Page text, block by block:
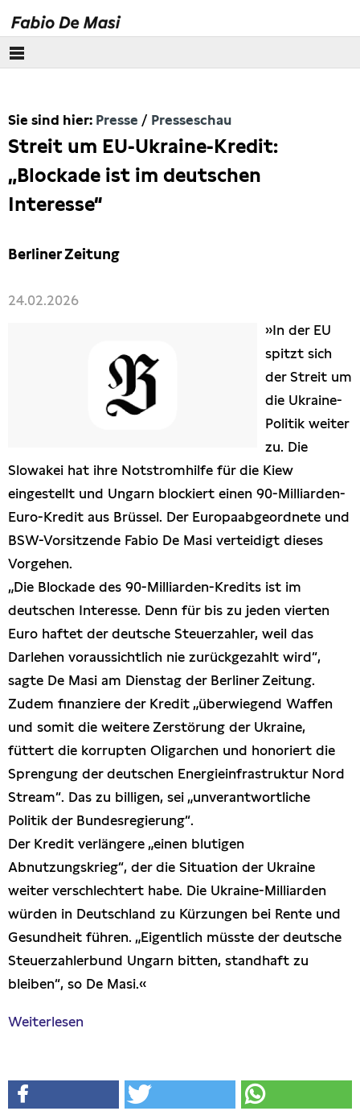
Europäisches Parlament
Themen
Presse
Pressebilder
Anfragen (Archivseite)
Sie sind hier: Presse Presseschau
Streit um EU-Ukraine-Kredit:
„Blockade ist im deutschen
Interesse“
Berliner Zeitung
24.02.2026
»In der EU
spitzt sich
der Streit um
die Ukraine-
Politik weiter
zu. Die
Slowakei hat ihre Notstromhilfe für die Kiew
eingestellt und Ungarn blockiert einen 90-Milliarden-
Euro-Kredit aus Brüssel. Der Europaabgeordnete und
BSW-Vorsitzende Fabio De Masi verteidigt dieses
Vorgehen.
„Die Blockade des 90-Milliarden-Kredits ist im
deutschen Interesse. Denn für bis zu jeden vierten
Euro haftet der deutsche Steuerzahler, weil das
Darlehen voraussichtlich nie zurückgezahlt wird“,
sagte De Masi am Dienstag der Berliner Zeitung.
Zudem finanziere der Kredit „überwiegend Waffen
und somit die weitere Zerstörung der Ukraine,
füttert die korrupten Oligarchen und honoriert die
Sprengung der deutschen Energieinfrastruktur Nord
Stream“. Das zu billigen, sei „unverantwortliche
Politik der Bundesregierung“.
Der Kredit verlängere „einen blutigen
Abnutzungskrieg“, der die Situation der Ukraine
weiter verschlechtert habe. Die Ukraine-Milliarden
würden in Deutschland zu Kürzungen bei Rente und
Gesundheit führen. „Eigentlich müsste der deutsche
Steuerzahlerbund Ungarn bitten, standhaft zu
bleiben“, so De Masi.«
Weiterlesen